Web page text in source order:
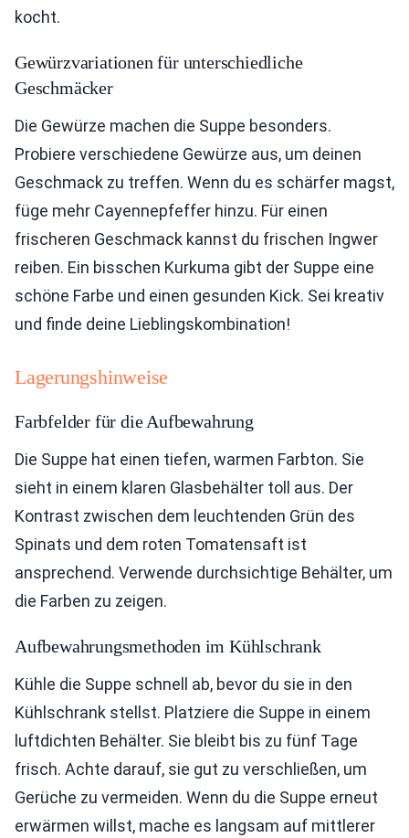
kocht.
Gewürzvariationen für unterschiedliche
Geschmäcker
Die Gewürze machen die Suppe besonders.
Probiere verschiedene Gewürze aus, um deinen
Geschmack zu treffen. Wenn du es schärfer magst,
füge mehr Cayennepfeffer hinzu. Für einen
frischeren Geschmack kannst du frischen Ingwer
reiben. Ein bisschen Kurkuma gibt der Suppe eine
schöne Farbe und einen gesunden Kick. Sei kreativ
und finde deine Lieblingskombination!
Lagerungshinweise
Farbfelder für die Aufbewahrung
Die Suppe hat einen tiefen, warmen Farbton. Sie
sieht in einem klaren Glasbehälter toll aus. Der
Kontrast zwischen dem leuchtenden Grün des
Spinats und dem roten Tomatensaft ist
ansprechend. Verwende durchsichtige Behälter, um
die Farben zu zeigen.
Aufbewahrungsmethoden im Kühlschrank
Kühle die Suppe schnell ab, bevor du sie in den
Kühlschrank stellst. Platziere die Suppe in einem
luftdichten Behälter. Sie bleibt bis zu fünf Tage
frisch. Achte darauf, sie gut zu verschließen, um
Gerüche zu vermeiden. Wenn du die Suppe erneut
erwärmen willst, mache es langsam auf mittlerer